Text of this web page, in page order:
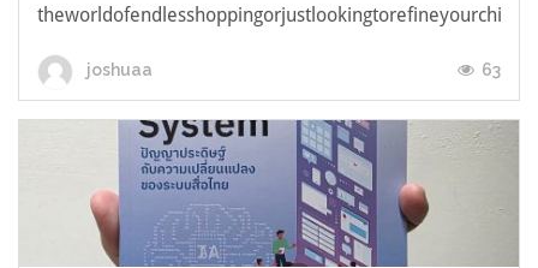
joshuaa 63